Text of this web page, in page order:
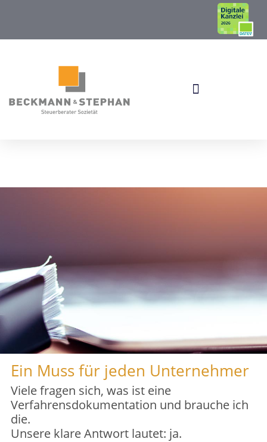
Verfahrensdokumentation.
Wir unterstützen Sie bei der
Dokumentation Ihrer ordnungsgemäßen
Buchführung.
Ein Muss für jeden Unternehmer
Viele fragen sich, was ist eine
Verfahrensdokumentation und brauche ich
die.
Unsere klare Antwort lautet: ja.